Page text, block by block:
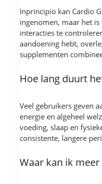
Inprincipio kan Cardio
ingenomen, maar het
interacties te
aandoening hebt,
supplementen
Hoe lang duurt
Veel gebruikers geven
energie en algeheel
voeding, slaap en
consistente, langere
Waar kan ik